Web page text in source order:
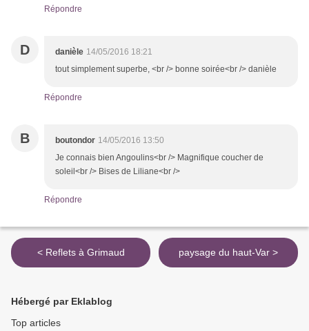
Répondre
D danièle 14/05/2016 18:21
tout simplement superbe, <br /> bonne soirée<br /> danièle
Répondre
B boutondor 14/05/2016 13:50
Je connais bien Angoulins<br /> Magnifique coucher de
soleil<br /> Bises de Liliane<br />
Répondre
< Reflets à Grimaud paysage du haut-Var >
Hébergé par Eklablog
Top articles